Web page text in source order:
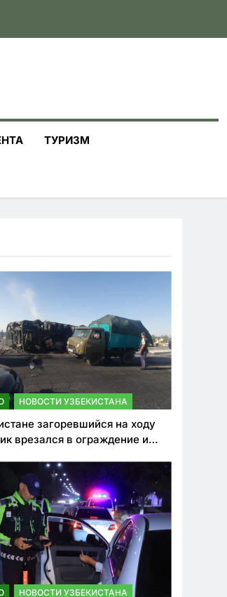
ТУРИЗМ
НОВОСТИ УЗБЕКИСТАНА
загоревшийся на ходу
врезался в ограждение и
НОВОСТИ УЗБЕКИСТАНА